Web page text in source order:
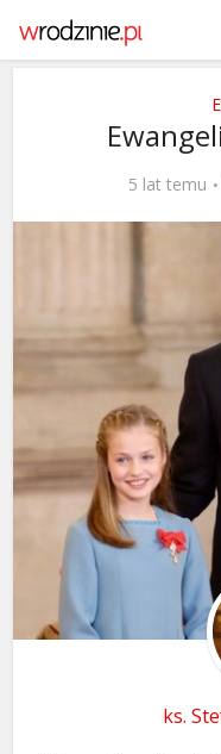
5 lat temu
ks.